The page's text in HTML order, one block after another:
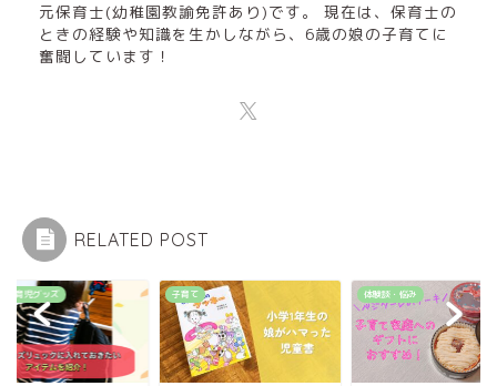
元保育士(幼稚園教諭免許あり)です。 現在は、保育士の
ときの経験や知識を生かしながら、6歳の娘の子育てに
奮闘しています！
RELATED POST
め育児グッズ 子育て 体験談・悩み